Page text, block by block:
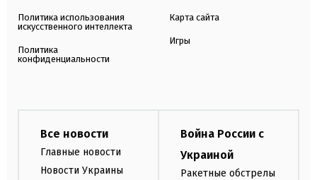
Политика использования
искусственного интеллекта
Политика
конфиденциальности
Карта сайта
Игры
Все новости
Главные новости
Новости Украины
Война России с
Украиной
Ракетные обстрелы